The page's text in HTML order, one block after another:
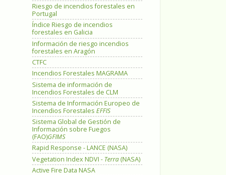
Riesgo de incendios forestales en
Portugal
Índice Riesgo de incendios
forestales en Galicia
Información de riesgo incendios
forestales en Aragón
CTFC
Incendios Forestales MAGRAMA
Sistema de información de
Incendios Forestales de CLM
Sistema de Información Europeo de
Incendios Forestales EFFIS
Sistema Global de Gestión de
Información sobre Fuegos
(FAO)GFIMS
Rapid Response - LANCE (NASA)
Vegetation Index NDVI - Terra (NASA)
Active Fire Data NASA